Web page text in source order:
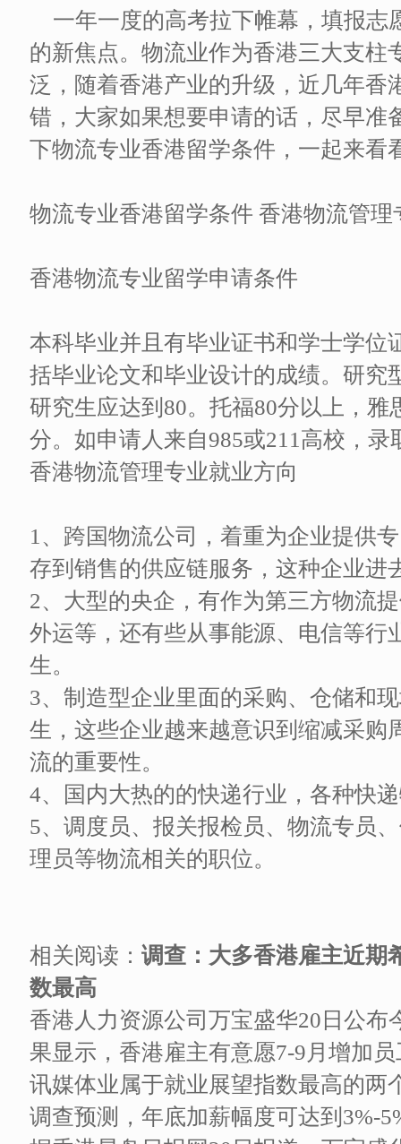
一年一度的高考拉下帷幕，填报志
的新焦点。物流业作为香港三大支柱
泛，随着香港产业的升级，近几年香
错，大家如果想要申请的话，尽早准
下物流专业香港留学条件，一起来看
物流专业香港留学条件 香港物流管理
香港物流专业留学申请条件
本科毕业并且有毕业证书和学士学位
括毕业论文和毕业设计的成绩。研究
研究生应达到80。托福80分以上，雅
分。如申请人来自985或211高校，
香港物流管理专业就业方向
1、跨国物流公司，着重为企业提供
存到销售的供应链服务，这种企业进
2、大型的央企，有作为第三方物流
外运等，还有些从事能源、电信等行
生。
3、制造型企业里面的采购、仓储和
生，这些企业越来越意识到缩减采购
流的重要性。
4、国内大热的的快递行业，各种快
5、调度员、报关报检员、物流专员
理员等物流相关的职位。
相关阅读： 调查：大多香港雇主近期
数最高
香港人力资源公司万宝盛华20日公
果显示，香港雇主有意愿7-9月增加
讯媒体业属于就业展望指数最高的两
调查预测，年底加薪幅度可达到3%-